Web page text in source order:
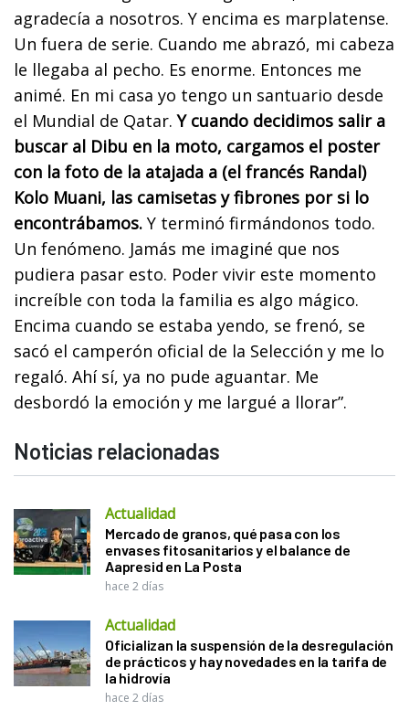
agradecía a nosotros. Y encima es marplatense.
Un fuera de serie. Cuando me abrazó, mi cabeza
le llegaba al pecho. Es enorme. Entonces me
animé. En mi casa yo tengo un santuario desde
el Mundial de Qatar.Y cuando decidimos salir a
buscar al Dibu en la moto, cargamos el poster
con la foto de la atajada a (el francés Randal)
Kolo Muani, las camisetas y fibrones por si lo
encontrábamos. Y terminó firmándonos todo.
Un fenómeno. Jamás me imaginé que nos
pudiera pasar esto. Poder vivir este momento
increíble con toda la familia es algo mágico.
Encima cuando se estaba yendo, se frenó, se
sacó el camperón oficial de la Selección y me lo
regaló. Ahí sí, ya no pude aguantar. Me
desbordó la emoción y me largué a llorar”.
Noticias relacionadas
Actualidad
Mercado de granos, qué pasa con los
envases fitosanitarios y el balance de
Aapresid en La Posta
hace 2 días
Actualidad
Oficializan la suspensión de la desregulación
de prácticos y hay novedades en la tarifa de
la hidrovía
hace 2 días